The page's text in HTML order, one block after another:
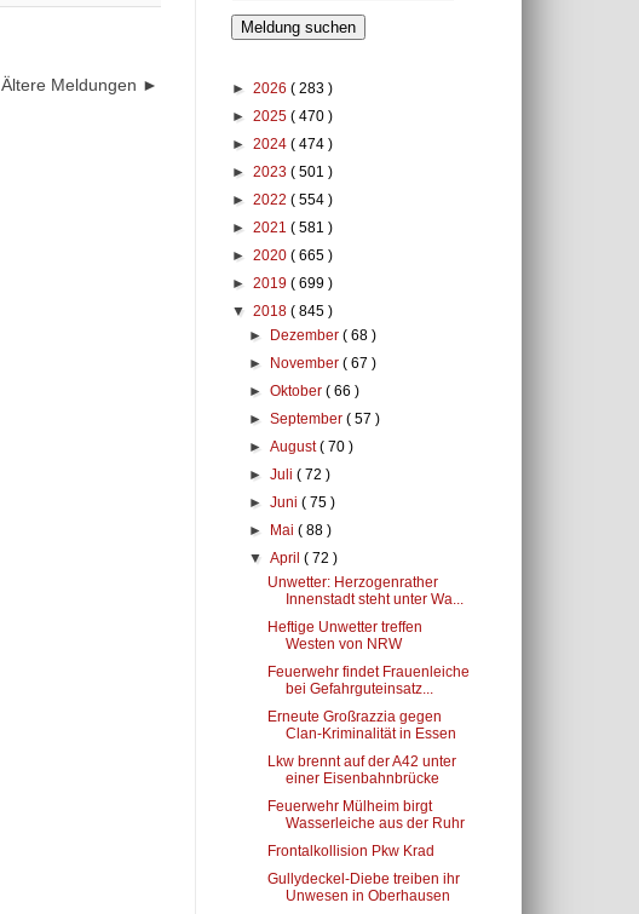
Ältere Meldungen ►
Meldung suchen
► 2026 ( 283 )
► 2025 ( 470 )
► 2024 ( 474 )
► 2023 ( 501 )
► 2022 ( 554 )
► 2021 ( 581 )
► 2020 ( 665 )
► 2019 ( 699 )
▼ 2018 ( 845 )
►
Dezember( 68 )
►
November( 67 )
►Oktober( 66 )
►September( 57 )
►August( 70 )
►Juli( 72 )
►Juni( 75 )
►
Mai( 88 )
▼April( 72 )
Unwetter: Herzogenrather
Innenstadt steht unter Wa...
Heftige Unwetter treffen
Westen von NRW
Feuerwehr findet Frauenleiche
bei Gefahrguteinsatz...
Erneute Großrazzia gegen
Clan-Kriminalität in Essen
Lkw brennt auf der A42 unter
einer Eisenbahnbrücke
Feuerwehr Mülheim birgt
Wasserleiche aus der Ruhr
Frontalkollision Pkw Krad
Gullydeckel-Diebe treiben ihr
Unwesen in Oberhausen